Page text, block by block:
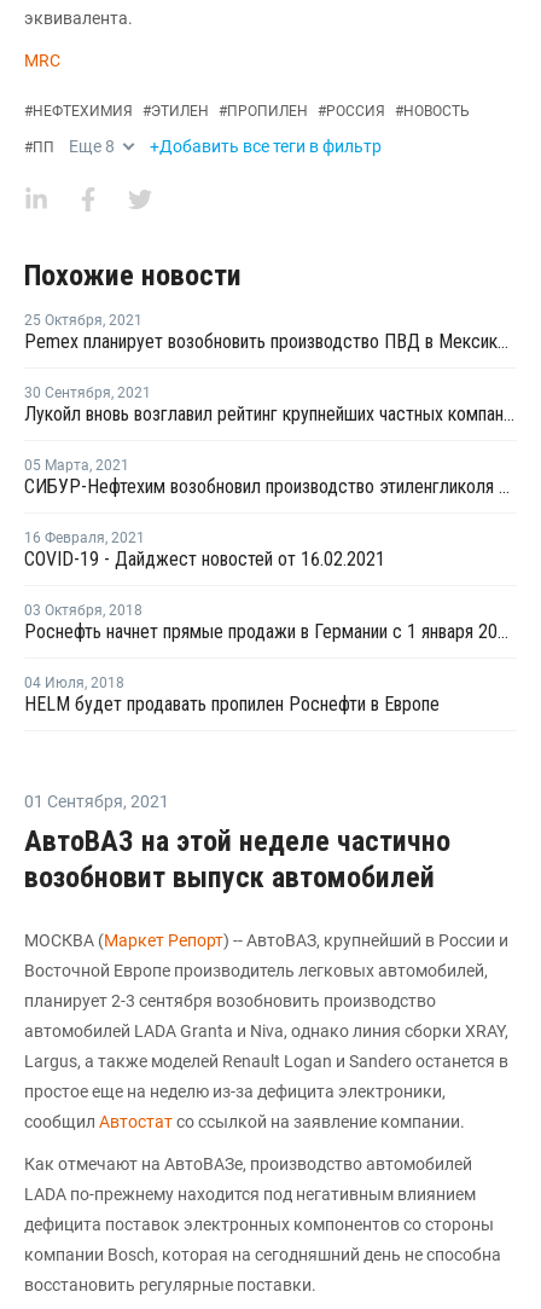
эквивалента.
MRC
#НЕФТЕХИМИЯ #ЭТИЛЕН #ПРОПИЛЕН #РОССИЯ #НОВОСТЬ
#ПП Еще 8 +Добавить все теги в фильтр
Похожие новости
25 Октября, 2021
Pemex планирует возобновить производство ПВД в Мексике после ремонта в конце октября
30 Сентября, 2021
Лукойл вновь возглавил рейтинг крупнейших частных компаний России
05 Марта, 2021
СИБУР-Нефтехим возобновил производство этиленгликоля в Дзержинске
16 Февраля, 2021
COVID-19 - Дайджест новостей от 16.02.2021
03 Октября, 2018
Роснефть начнет прямые продажи в Германии с 1 января 2019 года
04 Июля, 2018
HELM будет продавать пропилен Роснефти в Европе
01 Сентября, 2021
АвтоВАЗ на этой неделе частично
возобновит выпуск автомобилей
МОСКВА (Маркет Репорт) -- АвтоВАЗ, крупнейший в России и
Восточной Европе производитель легковых автомобилей,
планирует 2-3 сентября возобновить производство
автомобилей LADA Granta и Niva, однако линия сборки ХRAY,
Largus, а также моделей Renault Logan и Sandero останется в
простое еще на неделю из-за дефицита электроники,
сообщил Автостатсо ссылкой на заявление компании.
Как отмечают на АвтоВАЗе, производство автомобилей
LADA по-прежнему находится под негативным влиянием
дефицита поставок электронных компонентов со стороны
компании Bosch, которая на сегодняшний день не способна
восстановить регулярные поставки.